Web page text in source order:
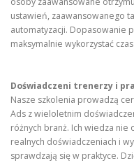
ustawień, zaawansowanego
automatyzacji. Dopasowanie
maksymalnie wykorzystać
Doświadczeni trenerzy i
Nasze szkolenia prowadzą
Ads z wieloletnim
różnych branż. Ich wiedza nie
realnych doświadczeniach i
sprawdzają się w praktyce.